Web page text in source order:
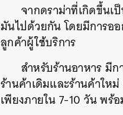
จากดราม่าที่เกิดขึ้นเ
มันไปด้วยกัน โดยมีการอ
ลูกค้าผู้ใช้บริการ
สำหรับร้านอาหาร มี
ร้านค้าเดิมและร้านค้าให
เพียงภายใน 7-10 วัน พร้